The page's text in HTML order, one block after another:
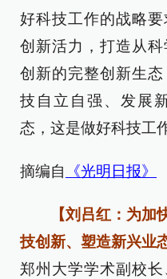
好科技工作的战略
创新活力，打造从
创新的完整创新生
技自立自强、发展
态，这是做好科技工
摘编自 《光明日报》
【刘吕红：为加快
技创新、塑造新兴业
郑州大学学术副校长